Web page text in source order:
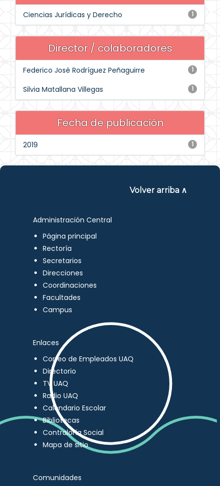
1
Ciencias Jurídicas y Derecho
Director / colaboradores
1
Federico José Rodríguez Peñaguirre
1
Silvia Matallana Villegas
Fecha de publicación
1
2019
Volver arriba ∧
Administración Central
Página principal
Rectoría
Secretarios
Direcciones
Coordinaciones
Facultades
Campus
Enlaces
Correo de Empleados UAQ
Directorio
TV UAQ
Radio UAQ
Calendario Escolar
Bibliotecas
Contraloría Social
Mapa de sitio
Comunidades